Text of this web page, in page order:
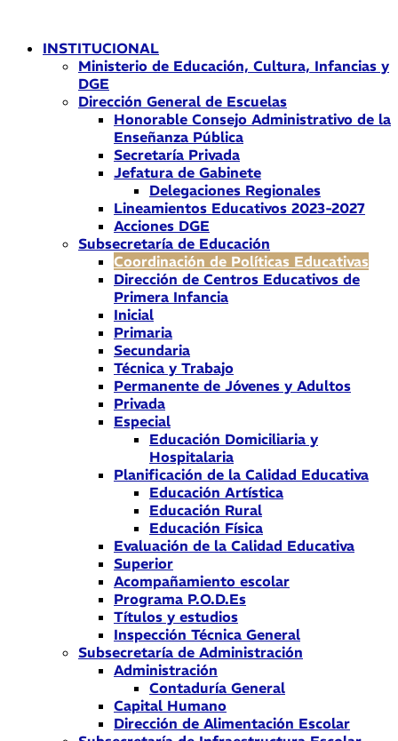
contenidoINSTITUCIONAL
Ministerio de Educación, Cultura, Infancias y
DGE
Dirección General de Escuelas
Honorable Consejo Administrativo de la
Enseñanza Pública
Secretaría Privada
Jefatura de Gabinete
Delegaciones Regionales
Lineamientos Educativos 2023-2027
Acciones DGE
Subsecretaría de Educación
Coordinación de Políticas Educativas
Dirección de Centros Educativos de
Primera Infancia
Inicial
Primaria
Secundaria
Técnica y Trabajo
Permanente de Jóvenes y Adultos
Privada
Especial
Educación Domiciliaria y
Hospitalaria
Planificación de la Calidad Educativa
Educación Artística
Educación Rural
Educación Física
Evaluación de la Calidad Educativa
Superior
Acompañamiento escolar
Programa P.O.D.Es
Títulos y estudios
Inspección Técnica General
Subsecretaría de Administración
Administración
Contaduría General
Capital Humano
Dirección de Alimentación Escolar